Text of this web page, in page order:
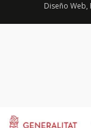
Diseño Web,